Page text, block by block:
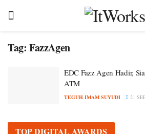
Tag: FazzAgen
EDC Fazz Agen Hadir,
ATM
TEGUH IMAM SUYUDI 21
TOP DIGITAL AWARDS